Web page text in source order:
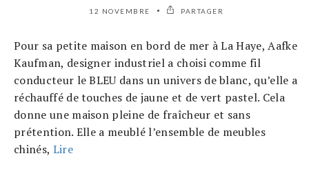
12 NOVEMBRE PARTAGER
Pour sa petite maison en bord de mer à La Haye, Aafke
Kaufman, designer industriel a choisi comme fil
conducteur le BLEU dans un univers de blanc, qu’elle a
réchauffé de touches de jaune et de vert pastel. Cela
donne une maison pleine de fraîcheur et sans
prétention. Elle a meublé l’ensemble de meubles
chinés, Lire